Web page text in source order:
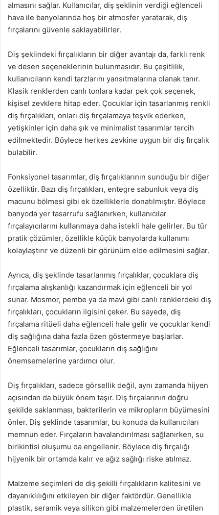
almasını sağlar. Kullanıcılar, diş şeklinin verdiği eğlenceli
hava ile banyolarında hoş bir atmosfer yaratarak, diş
fırçalarını güvenle saklayabilirler.
Diş şeklindeki fırçalıkların bir diğer avantajı da, farklı renk
ve desen seçeneklerinin bulunmasıdır. Bu çeşitlilik,
kullanıcıların kendi tarzlarını yansıtmalarına olanak tanır.
Klasik renklerden canlı tonlara kadar pek çok seçenek,
kişisel zevklere hitap eder. Çocuklar için tasarlanmış renkli
diş fırçalıkları, onları diş fırçalamaya teşvik ederken,
yetişkinler için daha şık ve minimalist tasarımlar tercih
edilmektedir. Böylece herkes zevkine uygun bir diş fırçalık
bulabilir.
Fonksiyonel tasarımlar, diş fırçalıklarının sunduğu bir diğer
özelliktir. Bazı diş fırçalıkları, entegre sabunluk veya diş
macunu bölmesi gibi ek özelliklerle donatılmıştır. Böylece
banyoda yer tasarrufu sağlanırken, kullanıcılar
fırçalayıcılarını kullanmaya daha istekli hale gelirler. Bu tür
pratik çözümler, özellikle küçük banyolarda kullanımı
kolaylaştırır ve düzenli bir görünüm elde edilmesini sağlar.
Ayrıca, diş şeklinde tasarlanmış fırçalıklar, çocuklara diş
fırçalama alışkanlığı kazandırmak için eğlenceli bir yol
sunar. Mosmor, pembe ya da mavi gibi canlı renklerdeki diş
fırçalıkları, çocukların ilgisini çeker. Bu sayede, diş
fırçalama ritüeli daha eğlenceli hale gelir ve çocuklar kendi
diş sağlığına daha fazla özen göstermeye başlarlar.
Eğlenceli tasarımlar, çocukların diş sağlığını
önemsemelerine yardımcı olur.
Diş fırçalıkları, sadece görsellik değil, aynı zamanda hijyen
açısından da büyük önem taşır. Diş fırçalarının doğru
şekilde saklanması, bakterilerin ve mikropların büyümesini
önler. Diş şeklinde tasarımlar, bu konuda da kullanıcıları
memnun eder. Fırçaların havalandırılması sağlanırken, su
birikintisi oluşumu da engellenir. Böylece diş fırçalığı
hijyenik bir ortamda kalır ve ağız sağlığı riske atılmaz.
Malzeme seçimleri de diş şekilli fırçalıkların kalitesini ve
dayanıklılığını etkileyen bir diğer faktördür. Genellikle
plastik, seramik veya silikon gibi malzemelerden üretilen